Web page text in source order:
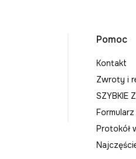
Linki
Pomoc
Kontakt
Zwroty i
SZYBKIE
Protokół